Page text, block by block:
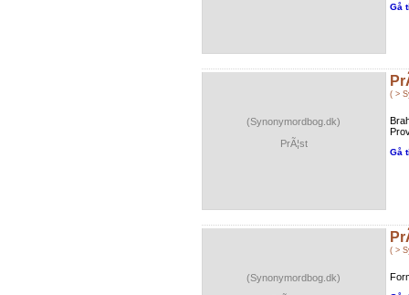
Gå
(Synonymordbog.dk)
PrÃ¦st
( >
Gå
(Synonymordbog.dk)
( >